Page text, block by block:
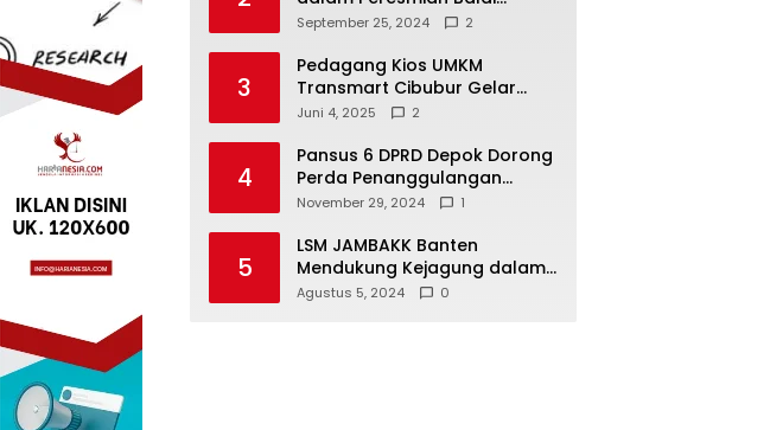
Warga di Sukamaju : Wadah
Aspirasi Masyarakat
September 25, 2024 2
3
Pedagang Kios UMKM
Transmart Cibubur Gelar
Family Gathering di Cisarua,
Kekompakan
Juni 4, 2025 2
4
Pansus 6 DPRD Depok Dorong
Perda Penanggulangan
Kebakaran untuk
November 29, 2024 1
5
LSM JAMBAKK Banten
Mendukung Kejagung dalam
Investigasi Terhadap
Agustus 5, 2024 0